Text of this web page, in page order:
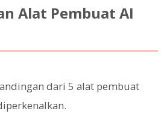
Alat Pembuat AI
dari 5 alat pembuat